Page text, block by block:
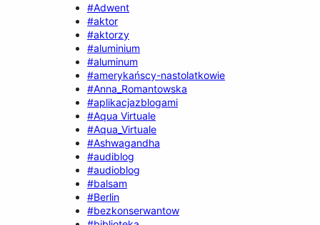
#Adwent
#aktor
#aktorzy
#aluminium
#aluminum
#amerykańscy-nastolatkowie
#Anna_Romantowska
#aplikacjazblogami
#Aqua Virtuale
#Aqua_Virtuale
#Ashwagandha
#audiblog
#audioblog
#balsam
#Berlin
#bezkonserwantow